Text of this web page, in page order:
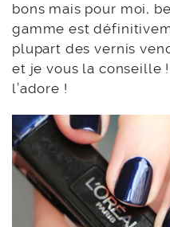
bons mais pour moi,
gamme est
plupart des vernis
et je vous la conseille
l’adore !